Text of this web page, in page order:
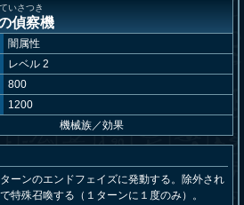
いさつき
偵察機
闇属性
レベル 2
800
1200
機械族／効果
ーンのエンドフェイズに発動する。除外され
特殊召喚する（１ターンに１度のみ）。